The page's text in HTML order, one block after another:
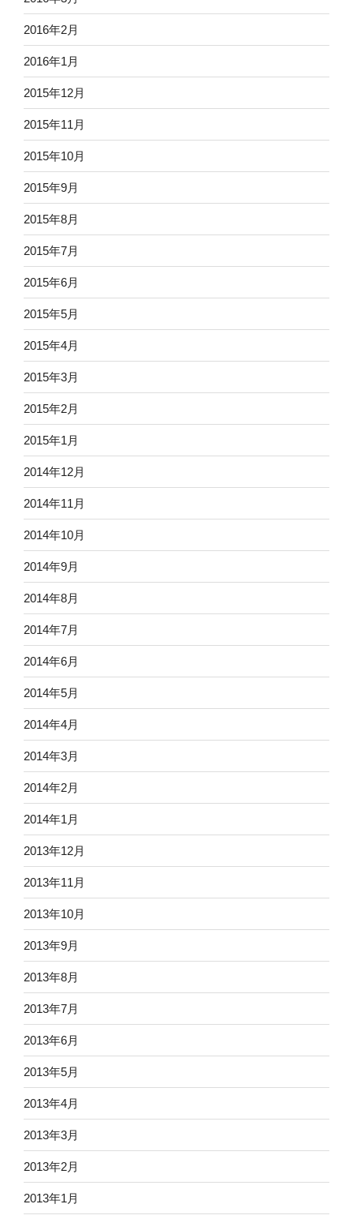
2016年2月
2016年1月
2015年12月
2015年11月
2015年10月
2015年9月
2015年8月
2015年7月
2015年6月
2015年5月
2015年4月
2015年3月
2015年2月
2015年1月
2014年12月
2014年11月
2014年10月
2014年9月
2014年8月
2014年7月
2014年6月
2014年5月
2014年4月
2014年3月
2014年2月
2014年1月
2013年12月
2013年11月
2013年10月
2013年9月
2013年8月
2013年7月
2013年6月
2013年5月
2013年4月
2013年3月
2013年2月
2013年1月